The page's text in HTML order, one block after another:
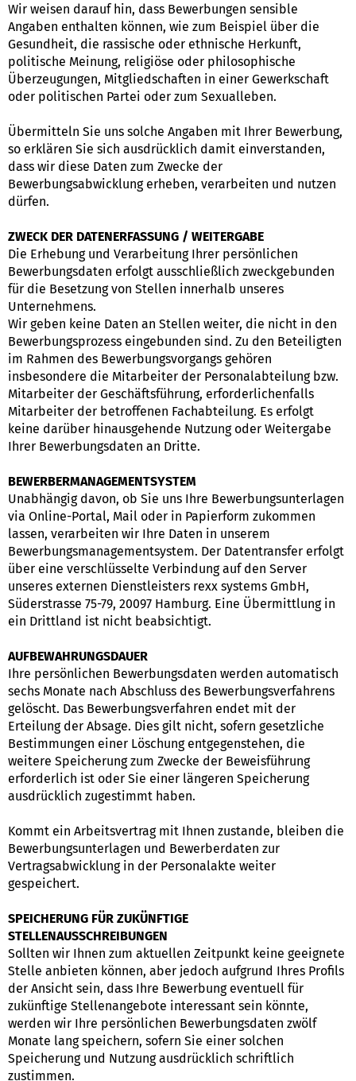
Wir weisen darauf hin, dass Bewerbungen sensible
Angaben enthalten können, wie zum Beispiel über die
Gesundheit, die rassische oder ethnische Herkunft,
politische Meinung, religiöse oder philosophische
Überzeugungen, Mitgliedschaften in einer Gewerkschaft
oder politischen Partei oder zum Sexualleben.
Übermitteln Sie uns solche Angaben mit Ihrer Bewerbung,
so erklären Sie sich ausdrücklich damit einverstanden,
dass wir diese Daten zum Zwecke der
Bewerbungsabwicklung erheben, verarbeiten und nutzen
dürfen.
ZWECK DER DATENERFASSUNG / WEITERGABE
Die Erhebung und Verarbeitung Ihrer persönlichen
Bewerbungsdaten erfolgt ausschließlich zweckgebunden
für die Besetzung von Stellen innerhalb unseres
Unternehmens.
Wir geben keine Daten an Stellen weiter, die nicht in den
Bewerbungsprozess eingebunden sind. Zu den Beteiligten
im Rahmen des Bewerbungsvorgangs gehören
insbesondere die Mitarbeiter der Personalabteilung bzw.
Mitarbeiter der Geschäftsführung, erforderlichenfalls
Mitarbeiter der betroffenen Fachabteilung. Es erfolgt
keine darüber hinausgehende Nutzung oder Weitergabe
Ihrer Bewerbungsdaten an Dritte.
BEWERBERMANAGEMENTSYSTEM
Unabhängig davon, ob Sie uns Ihre Bewerbungsunterlagen
via Online-Portal, Mail oder in Papierform zukommen
lassen, verarbeiten wir Ihre Daten in unserem
Bewerbungsmanagementsystem. Der Datentransfer erfolgt
über eine verschlüsselte Verbindung auf den Server
unseres externen Dienstleisters rexx systems GmbH,
Süderstrasse 75-79, 20097 Hamburg. Eine Übermittlung in
ein Drittland ist nicht beabsichtigt.
AUFBEWAHRUNGSDAUER
Ihre persönlichen Bewerbungsdaten werden automatisch
sechs Monate nach Abschluss des Bewerbungsverfahrens
gelöscht. Das Bewerbungsverfahren endet mit der
Erteilung der Absage. Dies gilt nicht, sofern gesetzliche
Bestimmungen einer Löschung entgegenstehen, die
weitere Speicherung zum Zwecke der Beweisführung
erforderlich ist oder Sie einer längeren Speicherung
ausdrücklich zugestimmt haben.
Kommt ein Arbeitsvertrag mit Ihnen zustande, bleiben die
Bewerbungsunterlagen und Bewerberdaten zur
Vertragsabwicklung in der Personalakte weiter
gespeichert.
SPEICHERUNG FÜR ZUKÜNFTIGE
STELLENAUSSCHREIBUNGEN
Sollten wir Ihnen zum aktuellen Zeitpunkt keine geeignete
Stelle anbieten können, aber jedoch aufgrund Ihres Profils
der Ansicht sein, dass Ihre Bewerbung eventuell für
zukünftige Stellenangebote interessant sein könnte,
werden wir Ihre persönlichen Bewerbungsdaten zwölf
Monate lang speichern, sofern Sie einer solchen
Speicherung und Nutzung ausdrücklich schriftlich
zustimmen.